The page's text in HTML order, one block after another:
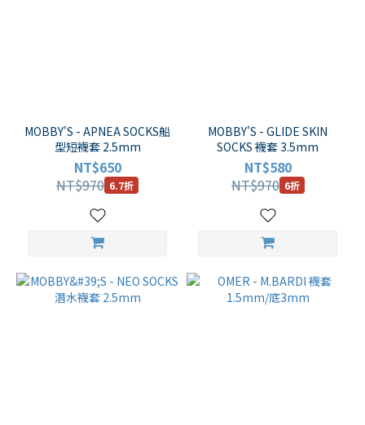
MOBBY'S - APNEA SOCKS船
型短襪套 2.5mm
NT$650
NT$970 6.7折
MOBBY'S - GLIDE SKIN
SOCKS 襪套 3.5mm
NT$580
NT$970 6折